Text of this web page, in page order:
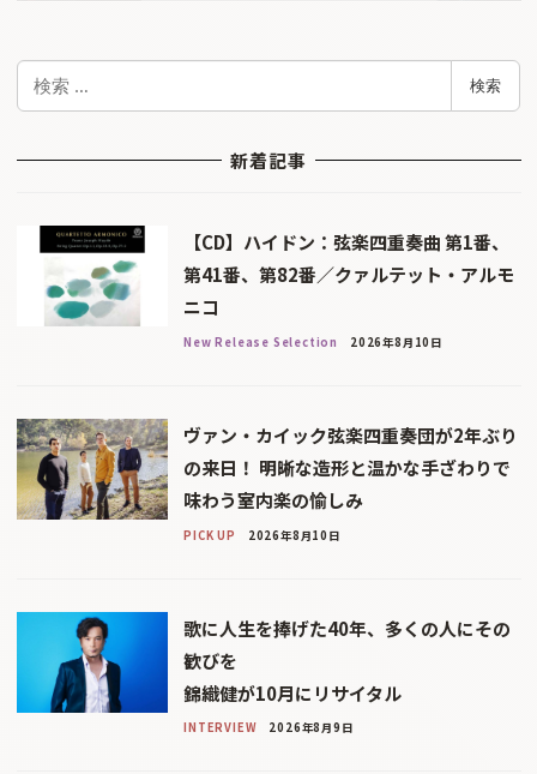
検
検索
新着記事
【CD】ハイドン：弦楽四重奏曲 第1番、
第41番、第82番／クァルテット・アルモ
ニコ
New Release Selection 2026年8月10日
ヴァン・カイック弦楽四重奏団が2年ぶり
の来日！ 明晰な造形と温かな手ざわりで
味わう室内楽の愉しみ
PICK UP 2026年8月10日
歌に人生を捧げた40年、多くの人にその
歓びを
錦織健が10月にリサイタル
INTERVIEW 2026年8月9日